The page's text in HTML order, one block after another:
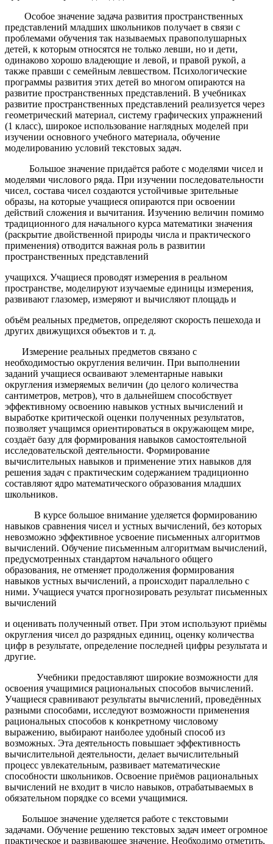
Особое значение задача развития пространственных
представлений младших школьников получает в связи с
проблемами обучения так называемых правополушарных
детей, к которым относятся не только левши, но и дети,
одинаково хорошо владеющие и левой, и правой рукой, а
также правши с семейным левшеством. Психологические
программы развития этих детей во многом опираются на
развитие пространственных представлений. В учебниках
развитие пространственных представлений реализуется через
геометрический материал, систему графических упражнений
(1 класс), широкое использование наглядных моделей при
изучении основного учебного материала, обучение
моделированию условий текстовых задач.
Большое значение придаётся работе с моделями чисел и
моделями числового ряда. При изучении последовательности
чисел, состава чисел создаются устойчивые зрительные
образы, на которые учащиеся опираются при освоении
действий сложения и вычитания. Изучению величин помимо
традиционного для начального курса математики значения
(раскрытие двойственной природы числа и практического
применения) отводится важная роль в развитии
пространственных представлений
учащихся. Учащиеся проводят измерения в реальном
пространстве, моделируют изучаемые единицы измерения,
развивают глазомер, измеряют и вычисляют площадь и
объём реальных предметов, определяют скорость пешехода и
других движущихся объектов и т. д.
Измерение реальных предметов связано с
необходимостью округления величин. При выполнении
заданий учащиеся осваивают элементарные навыки
округления измеряемых величин (до целого количества
сантиметров, метров), что в дальнейшем способствует
эффективному освоению навыков устных вычислений и
выработке критической оценки полученных результатов,
позволяет учащимся ориентироваться в окружающем мире,
создаёт базу для формирования навыков самостоятельной
исследовательской деятельности. Формирование
вычислительных навыков и применение этих навыков для
решения задач с практическим содержанием традиционно
составляют ядро математического образования младших
школьников.
В курсе большое внимание уделяется формированию
навыков сравнения чисел и устных вычислений, без которых
невозможно эффективное усвоение письменных алгоритмов
вычислений. Обучение письменным алгоритмам вычислений,
предусмотренных стандартом начального общего
образования, не отменяет продолжения формирования
навыков устных вычислений, а происходит параллельно с
ними. Учащиеся учатся прогнозировать результат письменных
вычислений
и оценивать полученный ответ. При этом используют приёмы
округления чисел до разрядных единиц, оценку количества
цифр в результате, определение последней цифры результата и
другие.
Учебники предоставляют широкие возможности для
освоения учащимися рациональных способов вычислений.
Учащиеся сравнивают результаты вычислений, проведённых
разными способами, исследуют возможности применения
рациональных способов к конкретному числовому
выражению, выбирают наиболее удобный способ из
возможных. Эта деятельность повышает эффективность
вычислительной деятельности, делает вычислительный
процесс увлекательным, развивает математические
способности школьников. Освоение приёмов рациональных
вычислений не входит в число навыков, отрабатываемых в
обязательном порядке со всеми учащимися.
Большое значение уделяется работе с текстовыми
задачами. Обучение решению текстовых задач имеет огромное
практическое и развивающее значение. Необходимо отметить,